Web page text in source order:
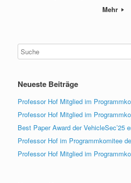
Mehr
Neueste Beiträge
Professor Hof Mitglied im
Professor Hof Mitglied im
Best Paper Award der VehicleSec’25
Professor Hof im Programmkomitee
Professor Hof Mitglied im